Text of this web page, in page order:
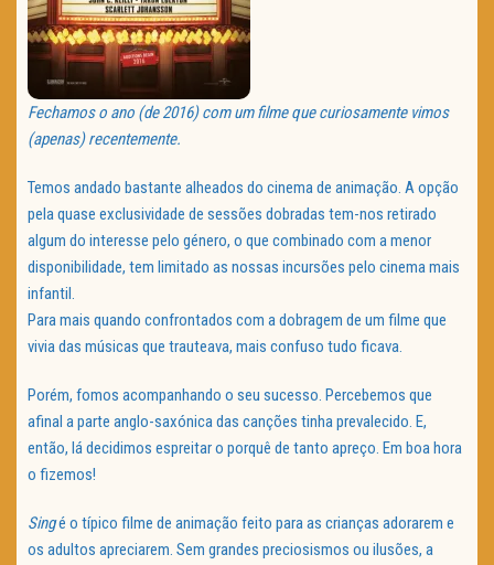
Fechamos o ano (de 2016) com um filme que curiosamente vimos
(apenas) recentemente.
Temos andado bastante alheados do cinema de animação. A opção
pela quase exclusividade de sessões dobradas tem-nos retirado
algum do interesse pelo género, o que combinado com a menor
disponibilidade, tem limitado as nossas incursões pelo cinema mais
infantil.
Para mais quando confrontados com a dobragem de um filme que
vivia das músicas que trauteava, mais confuso tudo ficava.
Porém, fomos acompanhando o seu sucesso. Percebemos que
afinal a parte anglo-saxónica das canções tinha prevalecido. E,
então, lá decidimos espreitar o porquê de tanto apreço. Em boa hora
o fizemos!
Singé o típico filme de animação feito para as crianças adorarem e
os adultos apreciarem. Sem grandes preciosismos ou ilusões, a